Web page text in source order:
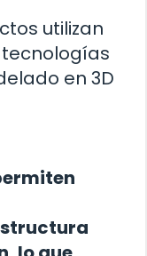
utilizan
en 3D